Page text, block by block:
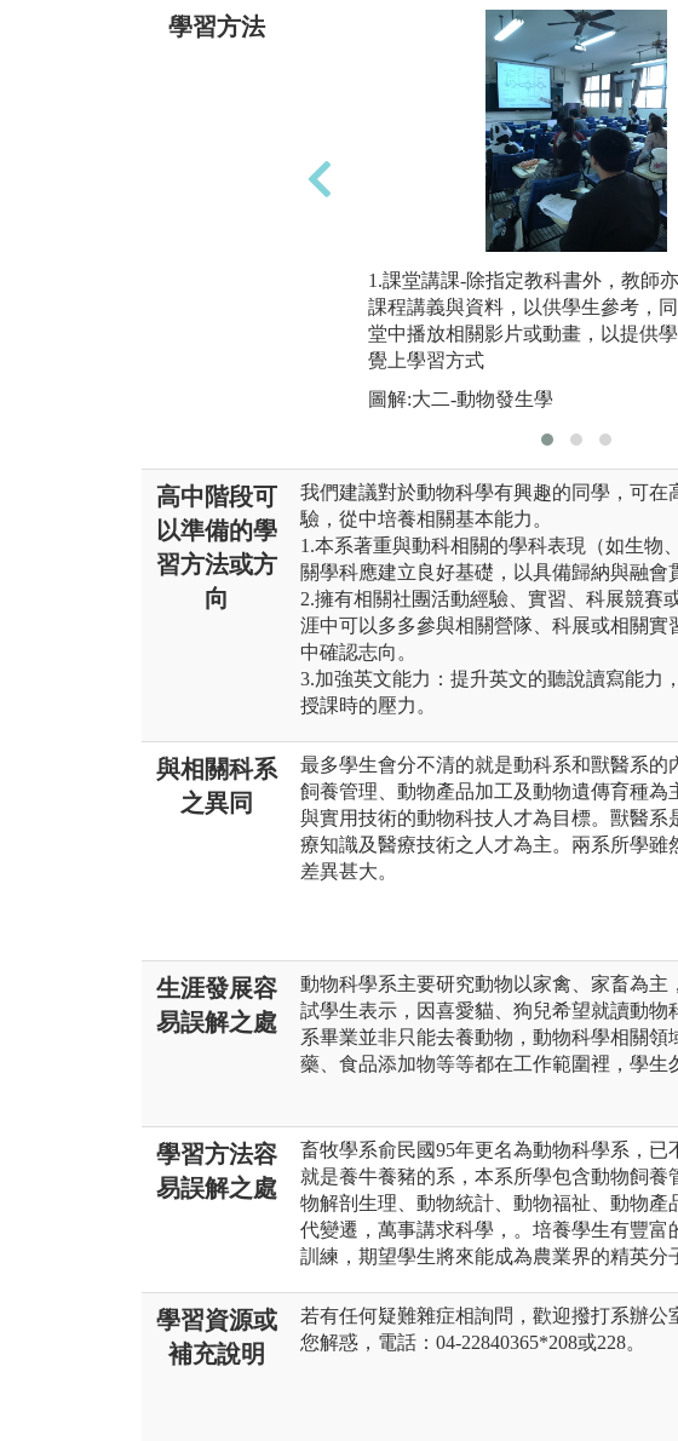
學習方法
1.課堂講課-除指定教科書外，教師
課程講義與資料，以供學生參考，
堂中播放相關影片或動畫，以提供
覺上學習方式
圖解:大二-動物發生學
高中階段可
以準備的學
習方法或方
向
我們建議對於動物科學有興趣的同學，可在
驗，從中培養相關基本能力。
1.本系著重與動科相關的學科表現（如生物
關學科應建立良好基礎，以具備歸納與融會
2.擁有相關社團活動經驗、實習、科展競賽
涯中可以多多參與相關營隊、科展或相關實
中確認志向。
3.加強英文能力：提升英文的聽說讀寫能力
授課時的壓力。
與相關科系
之異同
最多學生會分不清的就是動科系和獸醫系的
飼養管理、動物產品加工及動物遺傳育種為
與實用技術的動物科技人才為目標。獸醫系
療知識及醫療技術之人才為主。兩系所學雖
差異甚大。
生涯發展容
易誤解之處
動物科學系主要研究動物以家禽、家畜為主
試學生表示，因喜愛貓、狗兒希望就讀動物
系畢業並非只能去養動物，動物科學相關領
藥、食品添加物等等都在工作範圍裡，學生
學習方法容
易誤解之處
畜牧學系俞民國95年更名為動物科學系，已
就是養牛養豬的系，本系所學包含動物飼養
物解剖生理、動物統計、動物福祉、動物產
代變遷，萬事講求科學，。培養學生有豐富
訓練，期望學生將來能成為農業界的精英分
學習資源或
補充說明
若有任何疑難雜症相詢問，歡迎撥打系辦公
您解惑，電話：04-22840365*208或228。